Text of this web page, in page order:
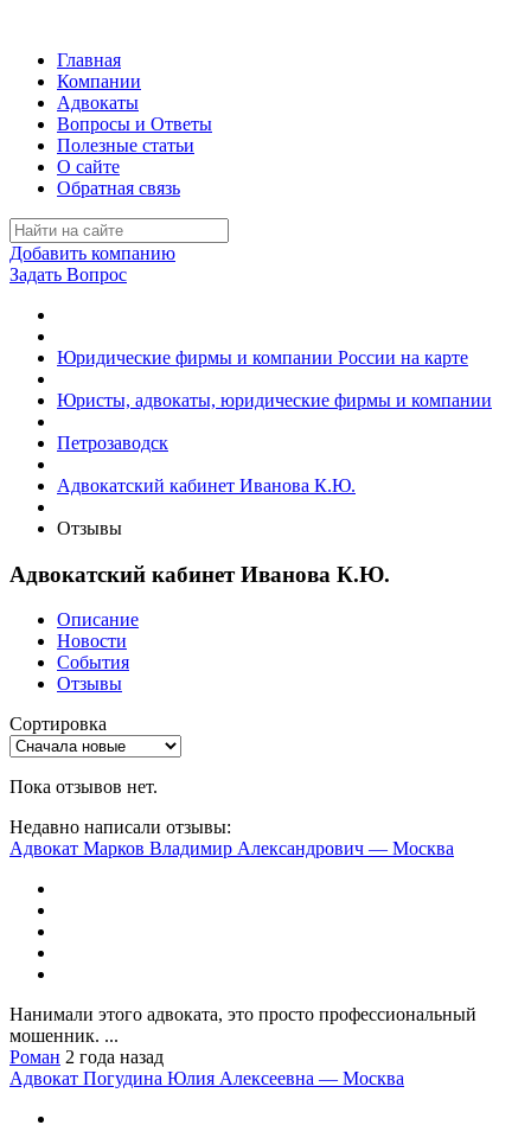
Главная
Компании
Адвокаты
Вопросы и Ответы
Полезные статьи
О сайте
Обратная связь
Добавить компанию
Задать Вопрос
Юридические фирмы и компании России на карте
Юристы, адвокаты, юридические фирмы и компании
Петрозаводск
Адвокатский кабинет Иванова К.Ю.
Отзывы
Адвокатский кабинет Иванова К.Ю.
Описание
Новости
События
Отзывы
Сортировка
Пока отзывов нет.
Недавно написали отзывы:
Адвокат Марков Владимир Александрович — Москва
Нанимали этого адвоката, это просто профессиональный
мошенник. ...
Роман 2 года назад
Адвокат Погудина Юлия Алексеевна — Москва